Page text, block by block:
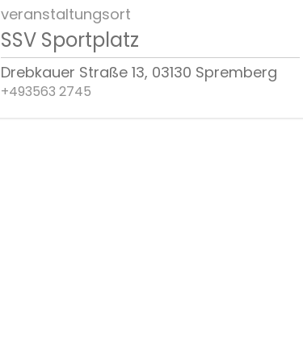
veranstaltungsort
SSV Sportplatz
Drebkauer Straße 13, 03130 Spremberg
+493563 2745